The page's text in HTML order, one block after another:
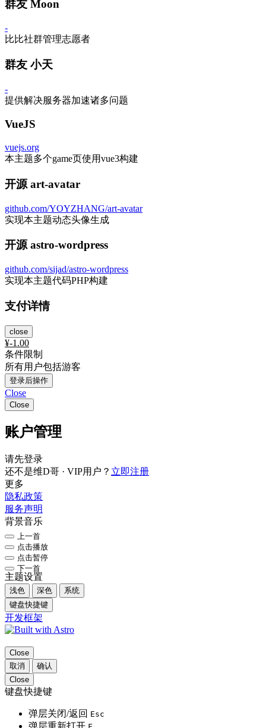
群友 Moon
-
比比社群管理志愿者
群友 小天
-
提供解决服务器加速诸多问题
VueJS
vuejs.org
本主题多个game页使用vue3构建
开源 art-avatar
github.com/YOYZHANG/art-avatar
实现本主题动态头像生成
开源 astro-wordpress
github.com/sijad/astro-wordpress
实现本主题代码PHP构建
支付详情
close
¥-1.00
条件限制
所有用户包括游客
登录后操作
Close
Close
账户管理
请先登录
还不是维D哥 · VIP用户？ 立即注册
更多
隐私政策
服务声明
背景音乐
上一首
点击播放
点击暂停
下一首
主题设置
浅色 深色
系统
键盘快捷键
开发框架
Close
取消
确认
Close
键盘快捷键
弹层关闭/返回 Esc
弹层重新打开